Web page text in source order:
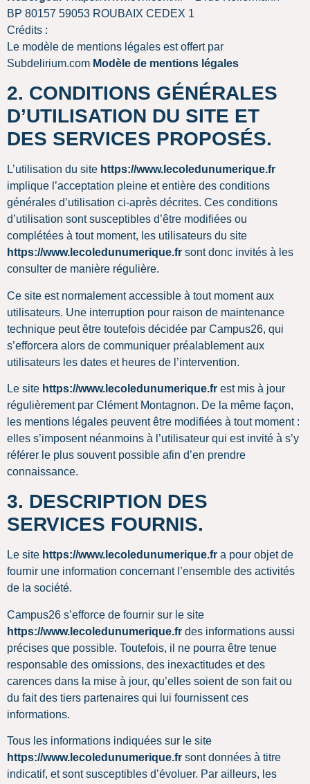
BP 80157 59053 ROUBAIX CEDEX 1
Crédits :
Le modèle de mentions légales est offert par
Subdelirium.com Modèle de mentions légales
2. CONDITIONS GÉNÉRALES
D’UTILISATION DU SITE ET
DES SERVICES PROPOSÉS.
L’utilisation du site https://www.lecoledunumerique.fr
implique l’acceptation pleine et entière des conditions
générales d’utilisation ci-après décrites. Ces conditions
d’utilisation sont susceptibles d’être modifiées ou
complétées à tout moment, les utilisateurs du site
https://www.lecoledunumerique.fr sont donc invités à les
consulter de manière régulière.
Ce site est normalement accessible à tout moment aux
utilisateurs. Une interruption pour raison de maintenance
technique peut être toutefois décidée par Campus26, qui
s’efforcera alors de communiquer préalablement aux
utilisateurs les dates et heures de l’intervention.
Le site https://www.lecoledunumerique.fr est mis à jour
régulièrement par Clément Montagnon. De la même façon,
les mentions légales peuvent être modifiées à tout moment :
elles s’imposent néanmoins à l’utilisateur qui est invité à s’y
référer le plus souvent possible afin d’en prendre
connaissance.
3. DESCRIPTION DES
SERVICES FOURNIS.
Le site https://www.lecoledunumerique.fr a pour objet de
fournir une information concernant l’ensemble des activités
de la société.
Campus26 s’efforce de fournir sur le site
https://www.lecoledunumerique.fr des informations aussi
précises que possible. Toutefois, il ne pourra être tenue
responsable des omissions, des inexactitudes et des
carences dans la mise à jour, qu’elles soient de son fait ou
du fait des tiers partenaires qui lui fournissent ces
informations.
Tous les informations indiquées sur le site
https://www.lecoledunumerique.fr sont données à titre
indicatif, et sont susceptibles d’évoluer. Par ailleurs, les